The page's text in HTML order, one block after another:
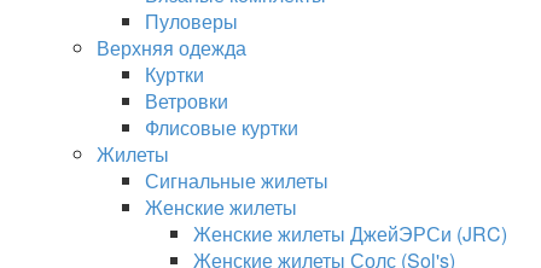
Пуловеры
Верхняя одежда
Куртки
Ветровки
Флисовые куртки
Жилеты
Сигнальные жилеты
Женские жилеты
Женские жилеты ДжейЭРСи (JRC)
Женские жилеты Солс (Sol's)